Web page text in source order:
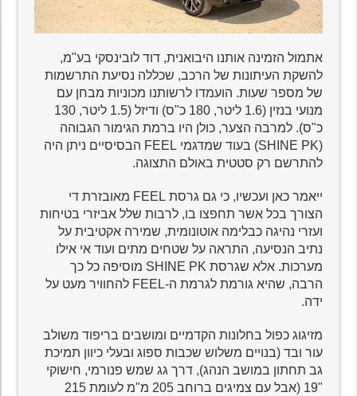
אתמול הזמינה אותנו היבואנית, דוד לובינסקי בע"מ,
להשקת העיתונות של הרכב, שכללה נסיעת התרשמות
של מספר שעות. הועמדו לרשותנו מכוניות מבחן עם
מנועי בנזין (1.6 ליטר, 180 כ"ס) ודיזל (1.5 ליטר, 130
כ"ס). למרבה הצער, כולן היו ברמת הגימור הגבוהה
(SHINE PK) בעוד שמדגמי FEEL הבסיסיים ניתן היה
להתרשם רק סטטית באולם התצוגה.
ייאמר כאן ועכשיו, כי גם גרסת FEEL מאובזרת די
הצורך בכל אשר תחפצו בו, לרבות שלל אביזרי בטיחות
ועזרי נהיגה כבלימה אוטונומית, שמירה אקטיבית על
נתיב הנסיעה, התראה על שטחים מתים ועוד אי אילו
מערכות. אלא שגרסת SHINE PK מוסיפה כל כך
הרבה, שהיא גורמת לגרמת ה-FEEL להחוויר מעט על
ידה.
מזיגוג כפול בחלונות הקדמיים ומושבים בריפוד משולב
עור ובד (בנויים משלוש שכבות ספוג ובעלי כיוון תמיכת
גב תחתון במושב הנהג), דרך גג שמש פנורמי, חישוקי
"19 (אבל עם צמיגים ברוחב 205 מ"מ לעומת 215